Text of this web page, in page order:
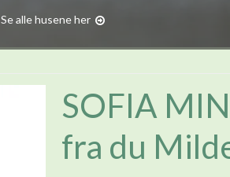
Se alle husene her
SOFIA
fra du